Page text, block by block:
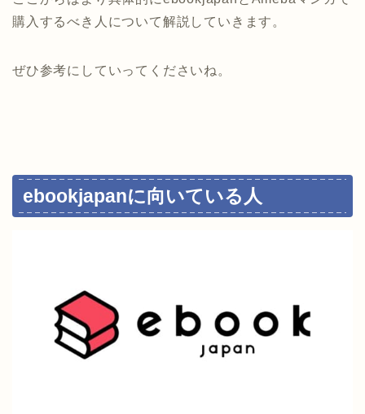
購入するべき人について解説していきます。
ぜひ参考にしていってくださいね。
ebookjapanに向いている人